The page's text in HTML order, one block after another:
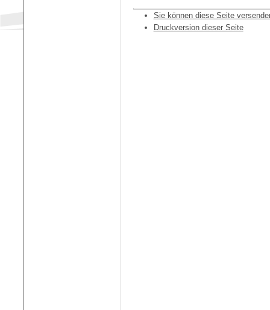
Sie können diese Seite
Druckversion dieser Seite